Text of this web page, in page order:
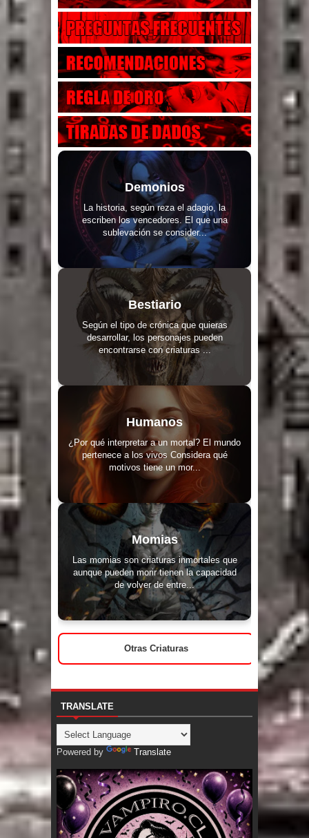
Demonios
La historia, según reza el adagio, la
escriben los vencedores. El que una
sublevación se consider...
Bestiario
Según el tipo de crónica que quieras
desarrollar, los personajes pueden
encontrarse con criaturas ...
Humanos
¿Por qué interpretar a un mortal? El mundo
pertenece a los vivos Considera qué
motivos tiene un mor...
Momias
Las momias son criaturas inmortales que
aunque pueden morir tienen la capacidad
de volver de entre...
Otras Criaturas
TRANSLATE
Powered by Translate